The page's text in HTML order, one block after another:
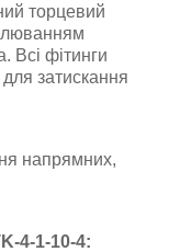
торцевий
Всі фітинги
затискання
напрямних,
4-1-10-4: